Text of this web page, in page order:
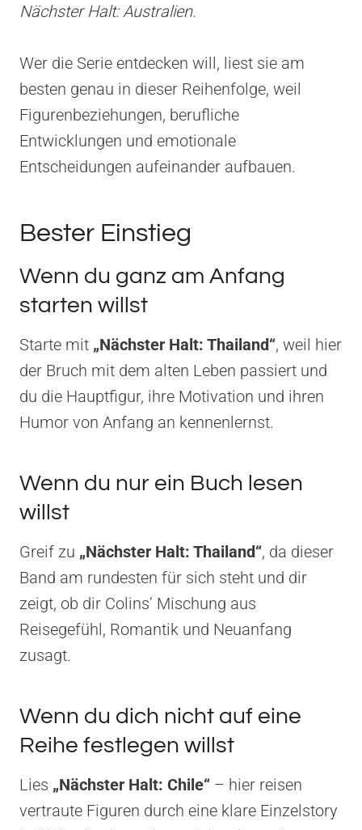
Nächster Halt: Australien.
Wer die Serie entdecken will, liest sie am
besten genau in dieser Reihenfolge, weil
Figurenbeziehungen, berufliche
Entwicklungen und emotionale
Entscheidungen aufeinander aufbauen.
Bester Einstieg
Wenn du ganz am Anfang
starten willst
Starte mit „Nächster Halt: Thailand“, weil hier
der Bruch mit dem alten Leben passiert und
du die Hauptfigur, ihre Motivation und ihren
Humor von Anfang an kennenlernst.
Wenn du nur ein Buch lesen
willst
Greif zu „Nächster Halt: Thailand“, da dieser
Band am rundesten für sich steht und dir
zeigt, ob dir Colins’ Mischung aus
Reisegefühl, Romantik und Neuanfang
zusagt.
Wenn du dich nicht auf eine
Reihe festlegen willst
Lies „Nächster Halt: Chile“ – hier reisen
vertraute Figuren durch eine klare Einzelstory